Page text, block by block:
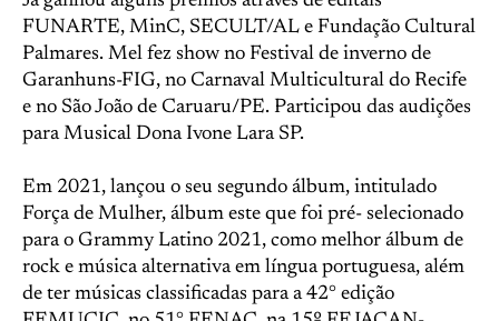
FUNARTE, MinC, SECULT/AL e Fundação Cultural
Palmares. Mel fez show no Festival de inverno de
Garanhuns-FIG, no Carnaval Multicultural do Recife
e no São João de Caruaru/PE. Participou das audições
para Musical Dona Ivone Lara SP.
Em 2021, lançou o seu segundo álbum, intitulado
Força de Mulher, álbum este que foi pré- selecionado
para o Grammy Latino 2021, como melhor álbum de
rock e música alternativa em língua portuguesa, além
de ter músicas classificadas para a 42° edição